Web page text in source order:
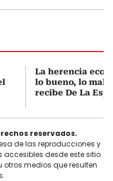
La herencia
lo bueno, lo
recibe De La
reservados.
de las reproducciones y
accesibles desde este sitio
medios que resulten